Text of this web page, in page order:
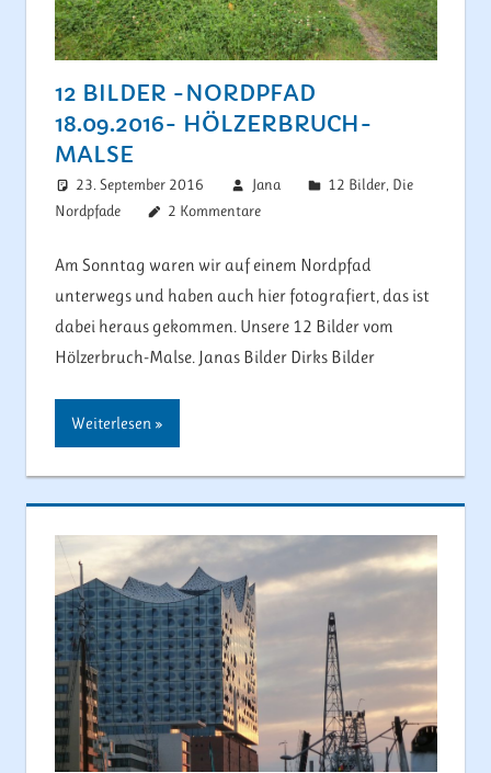
12 BILDER -NORDPFAD
18.09.2016- HÖLZERBRUCH-
MALSE
23. September 2016 Jana 12 Bilder, Die
Nordpfade
2 Kommentare
Am Sonntag waren wir auf einem Nordpfad
unterwegs und haben auch hier fotografiert, das ist
dabei heraus gekommen. Unsere 12 Bilder vom
Hölzerbruch-Malse. Janas Bilder Dirks Bilder
Weiterlesen